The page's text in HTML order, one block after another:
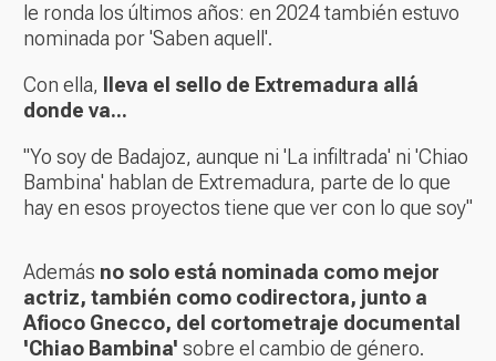
le ronda los últimos años: en 2024 también estuvo
nominada por 'Saben aquell'.
Con ella, lleva el sello de Extremadura allá
donde va...
"Yo soy de Badajoz, aunque ni 'La infiltrada' ni 'Chiao
Bambina' hablan de Extremadura, parte de lo que
hay en esos proyectos tiene que ver con lo que soy"
Además no solo está nominada como mejor
actriz, también como codirectora, junto a
Afioco Gnecco, del cortometraje documental
'Chiao Bambina' sobre el cambio de género.